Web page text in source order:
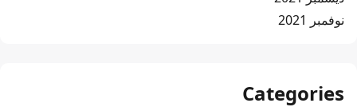
نوفمبر 2021
Categories